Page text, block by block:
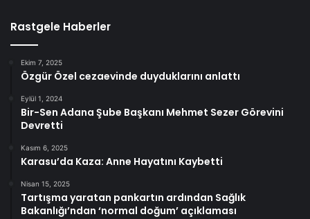
Rastgele Haberler
Ekim 7, 2025
Özgür Özel cezaevinde duyduklarını anlattı
Eylül 1, 2024
Bir-Sen Adana Şube Başkanı Mehmet Sezer Görevini
Devretti
Kasım 6, 2025
Karasu’da Kaza: Anne Hayatını Kaybetti
Nisan 15, 2025
Tartışma yaratan pankartın ardından Sağlık
Bakanlığı’ndan ‘normal doğum’ açıklaması